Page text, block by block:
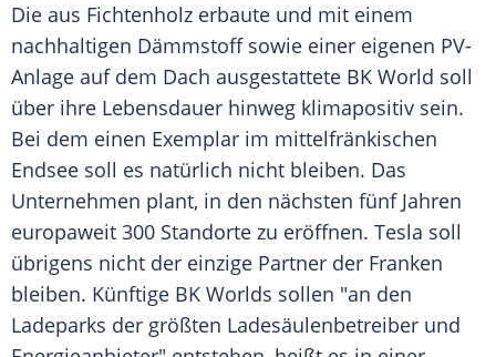
Die aus Fichtenholz erbaute und mit einem
nachhaltigen Dämmstoff sowie einer eigenen PV-
Anlage auf dem Dach ausgestattete BK World soll
über ihre Lebensdauer hinweg klimapositiv sein.
Bei dem einen Exemplar im mittelfränkischen
Endsee soll es natürlich nicht bleiben. Das
Unternehmen plant, in den nächsten fünf Jahren
europaweit 300 Standorte zu eröffnen. Tesla soll
übrigens nicht der einzige Partner der Franken
bleiben. Künftige BK Worlds sollen "an den
Ladeparks der größten Ladesäulenbetreiber und